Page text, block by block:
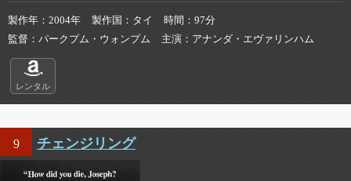
製作年 2004年 製作国 タイ 時間
97分
監督
パークプム・ウォンプム 主演 アナンダ・エヴァリンハム
レンタル
9 チェンジリング